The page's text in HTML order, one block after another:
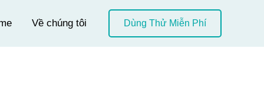
Về chúng tôi Dùng Thử Miễn Phí